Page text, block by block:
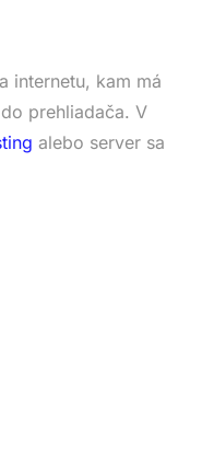
internetu, kam má
prehliadača. V
alebo server sa